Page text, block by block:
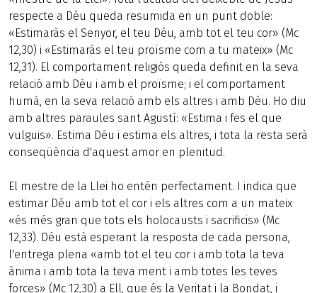
respecte a Déu queda resumida en un punt doble:
«Estimaràs el Senyor, el teu Déu, amb tot el teu cor» (Mc
12,30) i «Estimaràs el teu proïsme com a tu mateix» (Mc
12,31). El comportament religiós queda definit en la seva
relació amb Déu i amb el proïsme; i el comportament
humà, en la seva relació amb els altres i amb Déu. Ho diu
amb altres paraules sant Agustí: «Estima i fes el que
vulguis». Estima Déu i estima els altres, i tota la resta serà
conseqüència d'aquest amor en plenitud.
El mestre de la Llei ho entén perfectament. I indica que
estimar Déu amb tot el cor i els altres com a un mateix
«és més gran que tots els holocausts i sacrificis» (Mc
12,33). Déu està esperant la resposta de cada persona,
l'entrega plena «amb tot el teu cor i amb tota la teva
ànima i amb tota la teva ment i amb totes les teves
forces» (Mc 12,30) a Ell, que és la Veritat i la Bondat, i